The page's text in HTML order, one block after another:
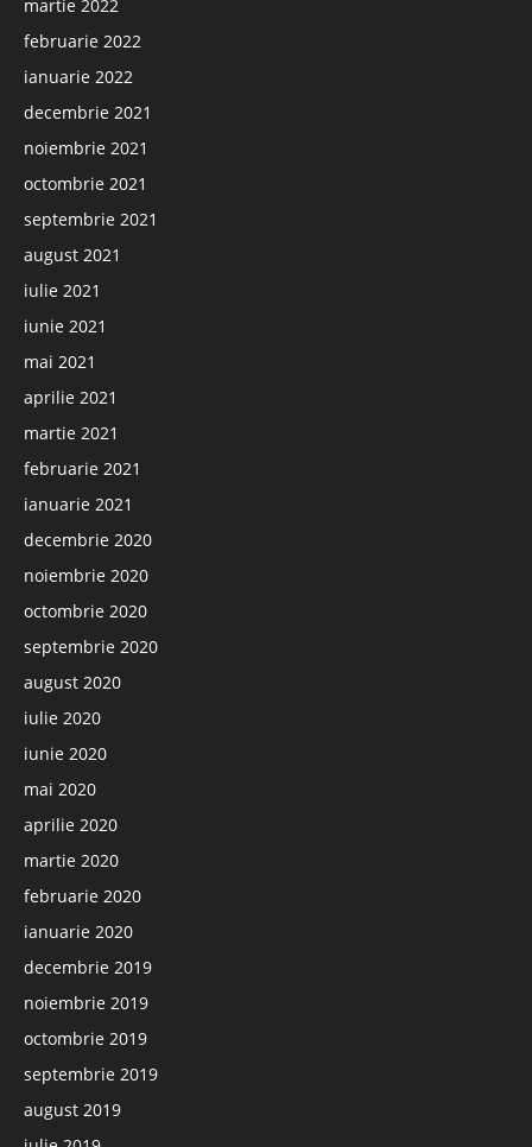
martie 2022
februarie 2022
ianuarie 2022
decembrie 2021
noiembrie 2021
octombrie 2021
septembrie 2021
august 2021
iulie 2021
iunie 2021
mai 2021
aprilie 2021
martie 2021
februarie 2021
ianuarie 2021
decembrie 2020
noiembrie 2020
octombrie 2020
septembrie 2020
august 2020
iulie 2020
iunie 2020
mai 2020
aprilie 2020
martie 2020
februarie 2020
ianuarie 2020
decembrie 2019
noiembrie 2019
octombrie 2019
septembrie 2019
august 2019